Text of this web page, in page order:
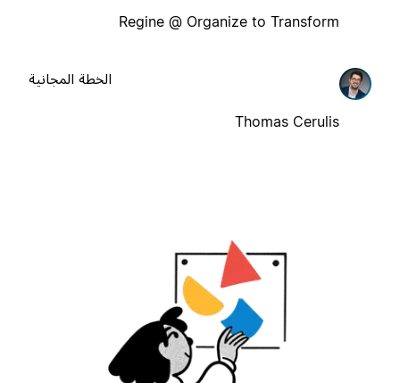
Regine @ Organize to Transform
Thomas Cerulis
الخطة المجانية